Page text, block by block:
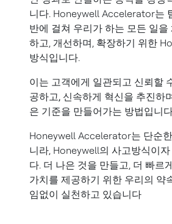
니다. Honeywell Accelerator는
반에 걸쳐 우리가 하는 모든 일을
하고, 개선하며, 확장하기 위한
방식입니다.
이는 고객에게 일관되고 신뢰할
공하고, 신속하게 혁신을 추진하
은 기준을 만들어가는 방법입니
Honeywell Accelerator는 단순
니라, Honeywell의 사고방식이
다. 더 나은 것을 만들고, 더 빠르
가치를 제공하기 위한 우리의 약
임없이 실천하고 있습니다